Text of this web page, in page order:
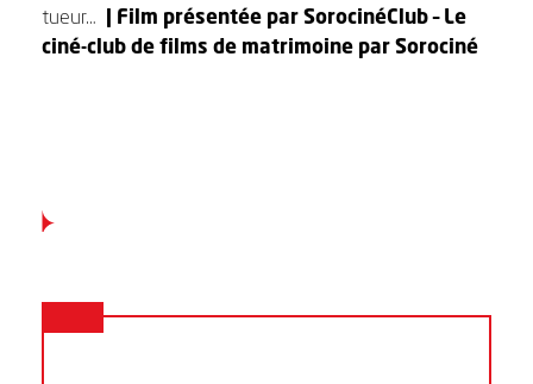
tueur… | Film présentée parSorocinéClub – Le
ciné-club de films de matrimoine par Sorociné